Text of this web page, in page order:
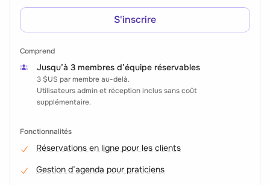
S'inscrire
Comprend
Jusqu’à 3 membres d’équipe réservables
3 $US par membre au-delà.
Utilisateurs admin et réception inclus sans coût
supplémentaire.
Fonctionnalités
Réservations en ligne pour les clients
Gestion d’agenda pour praticiens